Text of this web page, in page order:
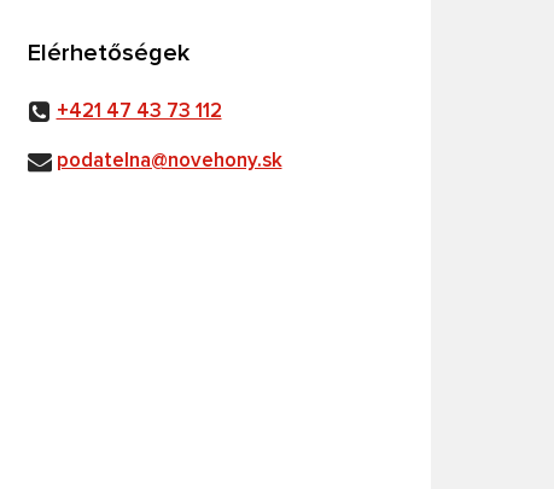
Elérhetőségek
+421 47 43 73 112
podatelna@novehony.sk